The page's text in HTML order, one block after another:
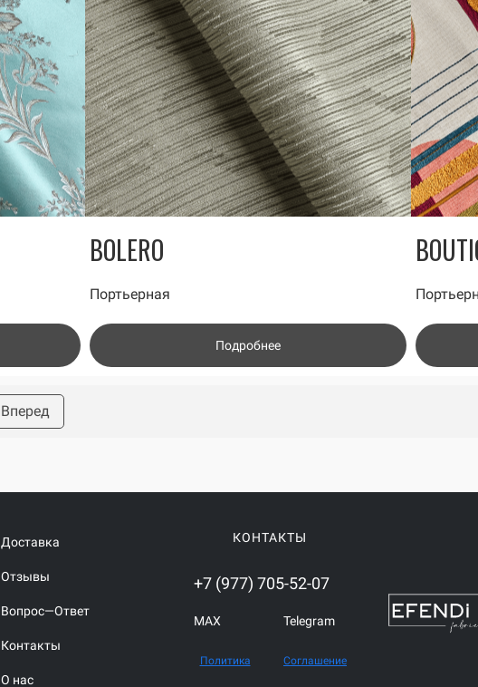
BOLERO
Портьерная
Подробнее
Вперед
Доставка
Отзывы
Вопрос—Ответ
Контакты
О нас
КОНТАКТЫ
+7 (977) 705-52-07
MAX Telegram
Политика Соглашение